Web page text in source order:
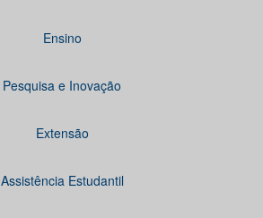
Ensino
Pesquisa e Inovação
Extensão
Assistência Estudantil